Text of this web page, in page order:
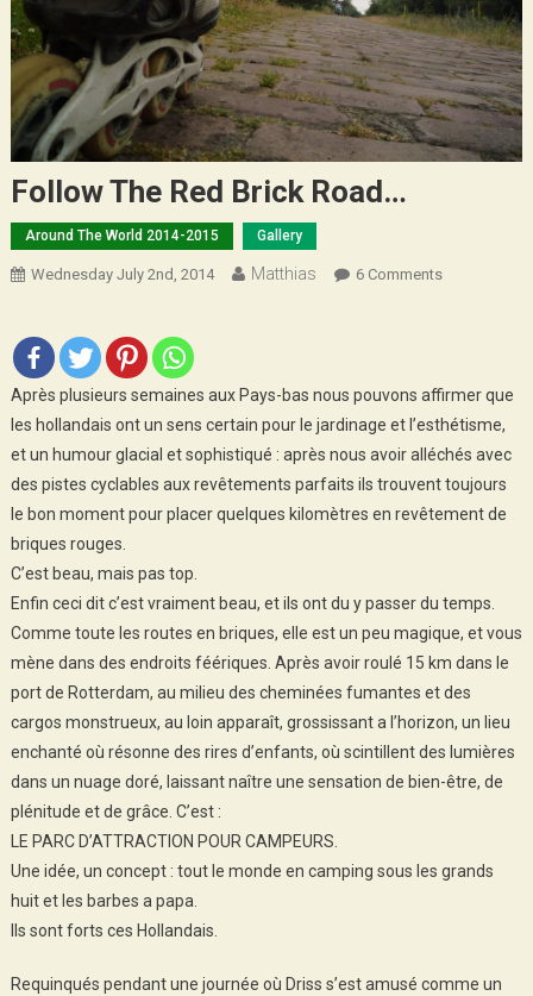
Follow The Red Brick Road…
Around The World 2014-2015 Gallery
Wednesday July 2nd, 2014 Matthias 6 CommentsOn
Après plusieurs semaines aux Pays-bas nous pouvons affirmer que
les hollandais ont un sens certain pour le jardinage et l’esthétisme,
et un humour glacial et sophistiqué : après nous avoir alléchés avec
des pistes cyclables aux revêtements parfaits ils trouvent toujours
le bon moment pour placer quelques kilomètres en revêtement de
briques rouges.
C’est beau, mais pas top.
Enfin ceci dit c’est vraiment beau, et ils ont du y passer du temps.
Comme toute les routes en briques, elle est un peu magique, et vous
mène dans des endroits féériques. Après avoir roulé 15 km dans le
port de Rotterdam, au milieu des cheminées fumantes et des
cargos monstrueux, au loin apparaît, grossissant a l’horizon, un lieu
enchanté où résonne des rires d’enfants, où scintillent des lumières
dans un nuage doré, laissant naître une sensation de bien-être, de
plénitude et de grâce. C’est :
LE PARC D’ATTRACTION POUR CAMPEURS.
Une idée, un concept : tout le monde en camping sous les grands
huit et les barbes a papa.
Ils sont forts ces Hollandais.
Requinqués pendant une journée où Driss s’est amusé comme un